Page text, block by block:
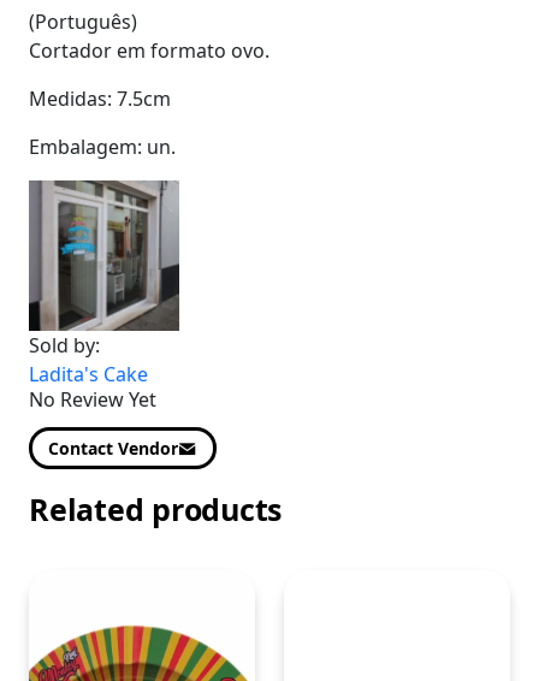
(Português)
Cortador em formato ovo.
Medidas: 7.5cm
Embalagem: un.
Sold by:
Ladita's Cake
No Review Yet
Contact Vendor
Related products